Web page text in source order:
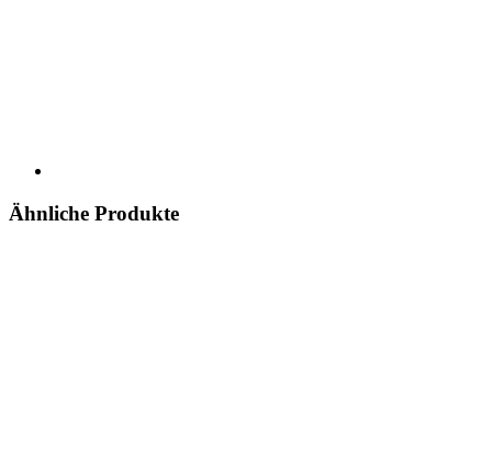
Ähnliche Produkte